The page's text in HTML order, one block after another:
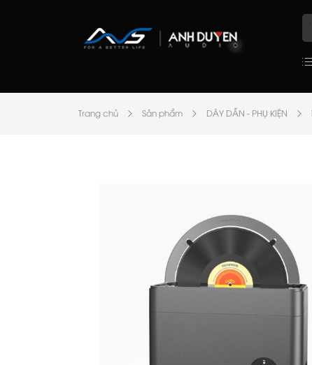
Trang chủ Sản phẩm DÂY DẪN - PHỤ KIỆN